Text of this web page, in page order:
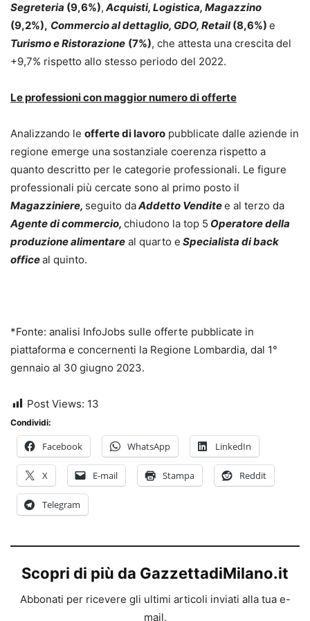
Segreteria (9,6%), Acquisti, Logistica, Magazzino
(9,2%), Commercio al dettaglio, GDO, Retail(8,6%) e
Turismo e Ristorazione (7%), che attesta una crescita del
+9,7% rispetto allo stesso periodo del 2022.
Le professioni con maggior numero di offerte
Analizzando le offerte di lavoro pubblicate dalle aziende in
regione emerge una sostanziale coerenza rispetto a
quanto descritto per le categorie professionali. Le figure
professionali più cercate sono al primo posto il
Magazziniere, seguito daAddetto Venditee al terzo da
Agente di commercio, chiudono la top 5 Operatore della
produzione alimentare al quarto e Specialista di back
officeal quinto.
*Fonte: analisi InfoJobs sulle offerte pubblicate in
piattaforma e concernenti la Regione Lombardia, dal 1°
gennaio al 30 giugno 2023.
Post Views: 13
Condividi:
Facebook WhatsApp LinkedIn
X E-mail Stampa Reddit
Telegram
Scopri di più da GazzettadiMilano.it
Abbonati per ricevere gli ultimi articoli inviati alla tua e-
mail.